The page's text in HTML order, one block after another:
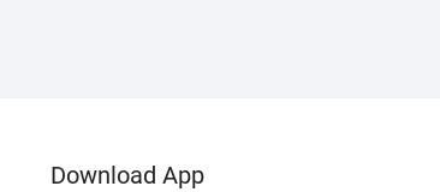
Download App